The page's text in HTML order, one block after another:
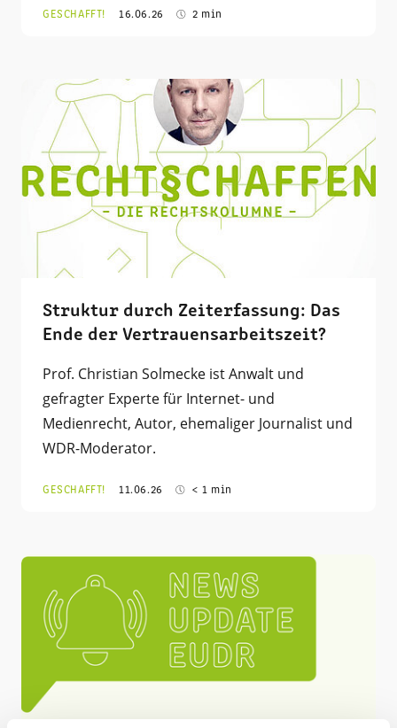
GESCHAFFT! 16.06.26 2 min
Struktur durch Zeiterfassung: Das
Ende der Vertrauensarbeitszeit?
Prof. Christian Solmecke ist Anwalt und
gefragter Experte für Internet- und
Medienrecht, Autor, ehemaliger Journalist und
WDR-Moderator.
GESCHAFFT! 11.06.26 < 1 min